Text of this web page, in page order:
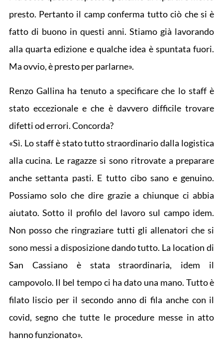
presto. Pertanto il camp conferma tutto ciò che si è
fatto di buono in questi anni. Stiamo già lavorando
alla quarta edizione e qualche idea è spuntata fuori.
Ma ovvio, è presto per parlarne».
Renzo Gallina ha tenuto a specificare che lo staff è
stato eccezionale e che è davvero difficile trovare
difetti od errori. Concorda?
«Sì. Lo staff è stato tutto straordinario dalla logistica
alla cucina. Le ragazze si sono ritrovate a preparare
anche settanta pasti. E tutto cibo sano e genuino.
Possiamo solo che dire grazie a chiunque ci abbia
aiutato. Sotto il profilo del lavoro sul campo idem.
Non posso che ringraziare tutti gli allenatori che si
sono messi a disposizione dando tutto. La location di
San Cassiano è stata straordinaria, idem il
campovolo. Il bel tempo ci ha dato una mano. Tutto è
filato liscio per il secondo anno di fila anche con il
covid, segno che tutte le procedure messe in atto
hanno funzionato».